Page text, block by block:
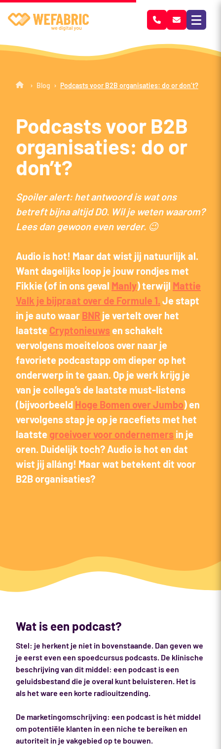
Podcasts voor B2B
organisaties: do or
don’t?
Spoiler alert: het antwoord is wat ons
betreft bijna altijd DO. Wil je weten waarom?
Lees dan gewoon even verder. 😉
Audio is hot! Maar dat wist jij natuurlijk al.
Want dagelijks loop je jouw rondjes met
Fikkie (of in ons geval Manly) terwijl Mattie
Valk je bijpraat over de Formule 1. Je stapt
in je auto waar BNR je vertelt over het
laatste Cryptonieuwsen schakelt
vervolgens moeiteloos over naar je
favoriete podcastapp om dieper op het
onderwerp in te gaan. Op je werk krijg je
van je collega’s de laatste must-listens
(bijvoorbeeld Hoge Bomen over Jumbo) en
vervolgens stap je op je racefiets met het
laatste groeivoer voor ondernemers in je
oren. Duidelijk toch? Audio is hot en dat
wist jij alláng! Maar wat betekent dit voor
B2B organisaties?
› Blog › Podcasts voor B2B organisaties: do or don’t?
Wat is een podcast?
Stel: je herkent je niet in bovenstaande. Dan geven we
je eerst even een spoedcursus podcasts. De klinische
beschrijving van dit middel: een podcast is een
geluidsbestand die je overal kunt beluisteren. Het is
als het ware een korte radiouitzending.
De marketingomschrijving: een podcast is hét middel
om potentiële klanten in een niche te bereiken en
autoriteit in je vakgebied op te bouwen.